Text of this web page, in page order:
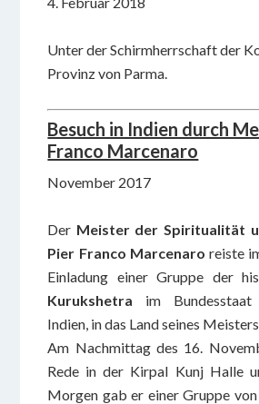
Unter der Schirmherrschaft der
Provinz von Parma.
Besuch in Indien durch
Franco Marcenaro
November 2017
Der Meister der Spiritualität
Pier Franco Marcenaro reiste
Einladung einer Gruppe der
Kurukshetra im Bundesstaat
Indien, in das Land seines
Am Nachmittag des 16.
Rede in der Kirpal Kunj Halle
Morgen gab er einer Gruppe